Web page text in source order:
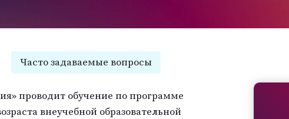
Часто задаваемые вопросы
проводит обучение по программе
внеучебной образовательной